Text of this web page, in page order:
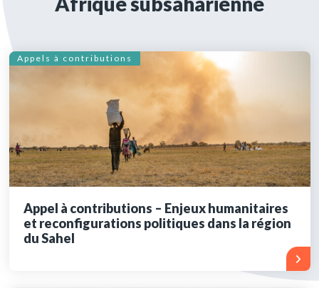
Appels à contributions
Appel à contributions – Enjeux humanitaires
et reconfigurations politiques dans la région
du Sahel